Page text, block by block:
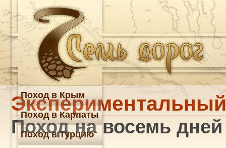
Поход на восемь
Поход в Крым
Поход в Карпаты
Поход в Турцию